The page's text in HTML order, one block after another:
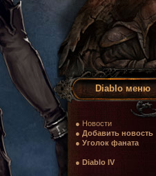
Diablo меню
● Новости
● Добавить новость
● Уголок фаната
● Diablo IV